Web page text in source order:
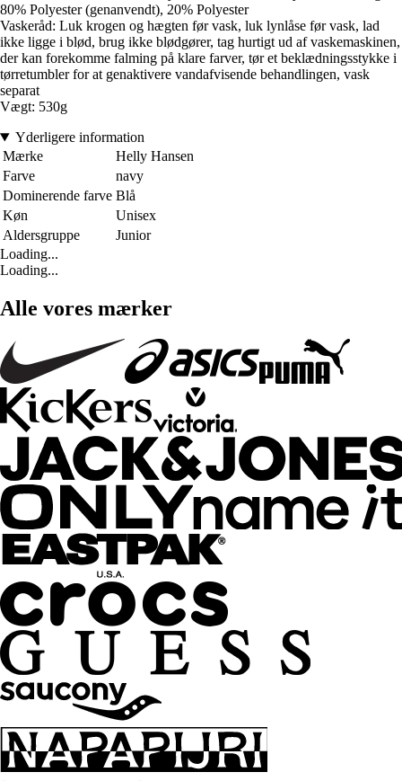
80% Polyester (genanvendt), 20% Polyester
Vaskeråd: Luk krogen og hægten før vask, luk lynlåse før vask, lad
ikke ligge i blød, brug ikke blødgører, tag hurtigt ud af vaskemaskinen,
der kan forekomme falming på klare farver, tør et beklædningsstykke i
tørretumbler for at genaktivere vandafvisende behandlingen, vask
separat
Vægt: 530g
Yderligere information
Mærke
Helly Hansen
Farve
navy
Dominerende farve Blå
Køn
Unisex
Aldersgruppe
Junior
Loading...
Loading...
Alle vores mærker